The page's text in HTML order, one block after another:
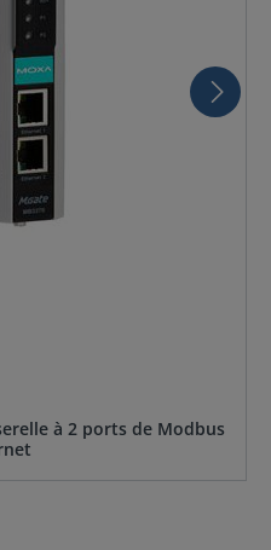
à 2 ports de Modbus